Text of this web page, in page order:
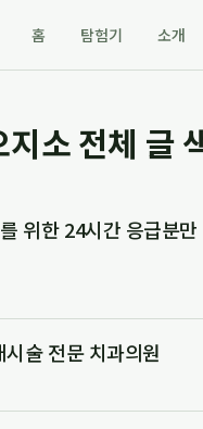
홈 탐험기 소개
지소 전체 글
위한 24시간 응급분
술 전문 치과의원